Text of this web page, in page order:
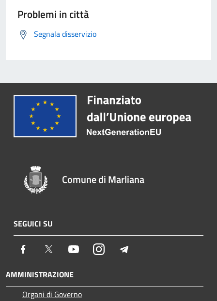
Problemi in città
Segnala disservizio
Comune di Marliana
SEGUICI SU
Facebook Twitter YoutubeInstagram
AMMINISTRAZIONE
Organi di Governo